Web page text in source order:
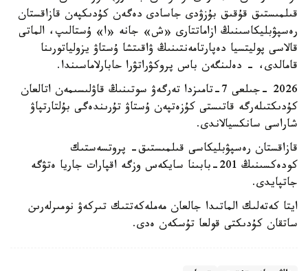
قىلمىستىق قۇقىق بۇزۋدى جاسادى دەگەن كۇدىكپەن قازاقستان
رەسپۋبليكاسىنىڭ ازاماتتارى «ش» جانە «ا» ۇستالىپ، الماتى
قالاسى پوليتسيا دەپارتامەنتىنىڭ ۋاقىتشا ۇستاۋ يزولياتورىنا
قامالدى، - دەلىنگەن باس پروكۋراتۋرا حابارلاماسىندا.
2026 -جىلعى 7-تامىزدا تەرگەۋ سوتىنىڭ قاۋلىسىمەن اتالعان
كۇدىكتىلەرگە قاتىستى كۇزەتپەن ۇستاۋ تۇرىندەگى بۇلتارتپاۋ
شاراسى سانكسيالاندى.
قازاقستان رەسپۋبليكاسى قىلمىستىق- پروتسەستىك
كودەكسىنىڭ 201-بابىنا سايكەس وزگە اقپارات جاريا ەتۋگە
جاتپايدى.
ايتا كەتەلىك الماتىدا جالعان مەملەكەتتىك تىركەۋ نومىرلەرىن
ساتقان كۇدىكتى قولعا تۇسكەن ەدى.